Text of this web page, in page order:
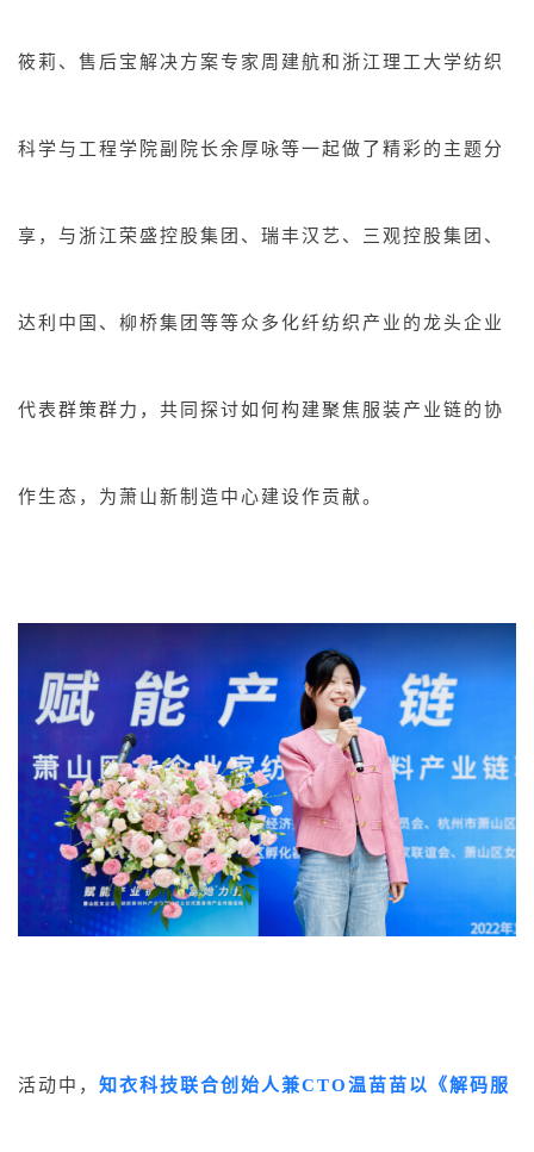
筱莉、售后宝解决方案专家周建航和浙江理工大学纺织
科学与工程学院副院长余厚咏等一起做了精彩的主题分
享，与浙江荣盛控股集团、瑞丰汉艺、三观控股集团、
达利中国、柳桥集团等等众多化纤纺织产业的龙头企业
代表群策群力，共同探讨如何构建聚焦服装产业链的协
作生态，为萧山新制造中心建设作贡献。
活动中， 知衣科技联合创始人兼CTO温苗苗以《解码服